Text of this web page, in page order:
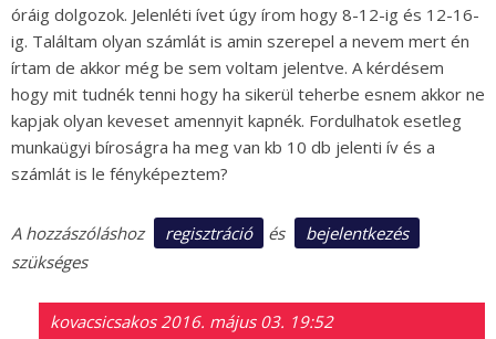
óráig dolgozok. Jelenléti ívet úgy írom hogy 8-12-ig és 12-16-
ig. Találtam olyan számlát is amin szerepel a nevem mert én
írtam de akkor még be sem voltam jelentve. A kérdésem
hogy mit tudnék tenni hogy ha sikerül teherbe esnem akkor ne
kapjak olyan keveset amennyit kapnék. Fordulhatok esetleg
munkaügyi bíroságra ha meg van kb 10 db jelenti ív és a
számlát is le fényképeztem?
A hozzászóláshoz regisztráció és
bejelentkezés
szükséges
kovacsicsakos 2016. május 03. 19:52